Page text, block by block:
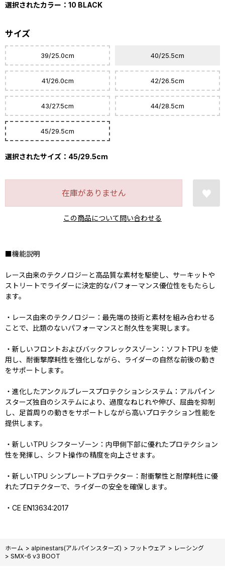
選択されたカラー：10 BLACK
サイズ
39/25.0cm 40/25.5cm
41/26.0cm 42/26.5cm
43/27.5cm 44/28.5cm
45/29.5cm
選択されたサイズ：45/29.5cm
在庫がありません
この商品について問い合わせる
■機能説明
レース由来のテクノロジーと高品質な素材を駆使し、サーキットや
ストリートでライダーに決定的なパフォーマンス優位性をもたらし
ます。
・レース由来のテクノロジー：最先端の技術と素材を組み合わせる
ことで、比類のないパフォーマンスと耐久性を実現します。
・新しいフロントおよびバックフレックスゾーン：ソフトTPU を使
用し、耐衝撃摩耗性を強化しながら、ライダーの自然な前後の動き
をサポートします。
・進化したアンクルブレースプロテクションシステム：アルパイン
スターズ独自のシステムにより、過度なねじれや伸び、屈曲を抑制
し、足首周りの動きをサポートしながら高いプロテクション性能を
提供します。
・新しいTPU シフターゾーン：内甲側下部に優れたプロテクション
性を発揮し、シフト操作の精度を向上させます。
・新しいTPU シンプレートプロテクター：耐衝撃性と耐摩耗性に優
れたプロテクターで、ライダーの安全を確保します。
・CE EN13634:2017
ホーム > alpinestars(アルパインスターズ) > フットウェア > レーシング
> SMX-6 v3 BOOT